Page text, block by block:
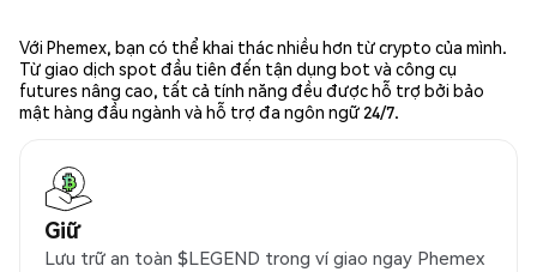
Với Phemex, bạn có thể khai thác nhiều hơn từ crypto của mình.
Từ giao dịch spot đầu tiên đến tận dụng bot và công cụ
futures nâng cao, tất cả tính năng đều được hỗ trợ bởi bảo
mật hàng đầu ngành và hỗ trợ đa ngôn ngữ 24/7.
Giữ
Lưu trữ an toàn $LEGEND trong ví giao ngay Phemex